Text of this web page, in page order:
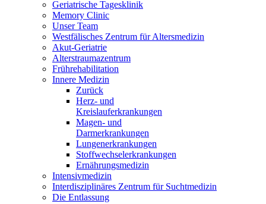
Geriatrische Tagesklinik
Memory Clinic
Unser Team
Westfälisches Zentrum für Altersmedizin
Akut-Geriatrie
Alterstraumazentrum
Frührehabilitation
Innere Medizin
Zurück
Herz- und
Kreislauferkrankungen
Magen- und
Darmerkrankungen
Lungenerkrankungen
Stoffwechselerkrankungen
Ernährungsmedizin
Intensivmedizin
Interdisziplinäres Zentrum für Suchtmedizin
Die Entlassung